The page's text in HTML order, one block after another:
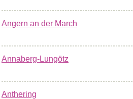
Angern an der March
Annaberg-Lungötz
Anthering